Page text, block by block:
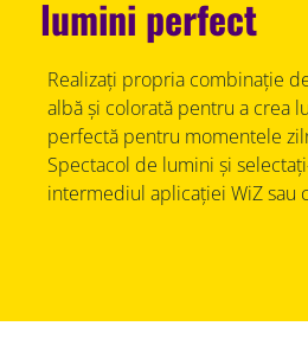
lumini perfect
Realizați propria combinație
albă și colorată pentru a crea
perfectă pentru momentele
Spectacol de lumini și
intermediul aplicației WiZ sau